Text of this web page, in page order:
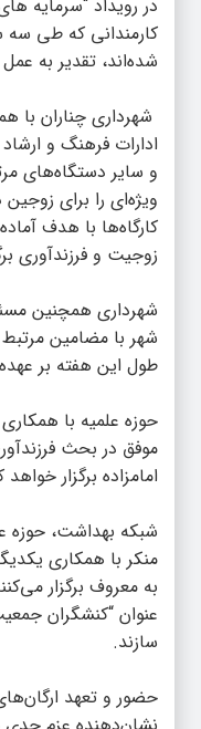
در رویداد “سرمایه
کارمندانی که طی
شده‌اند، تقدیر به
شهرداری چناران با
ادارات فرهنگ و
و سایر دستگاه‌های
ویژه‌ای را برای
کارگاه‌ها با هدف
زوجیت و فرزندآوری
شهرداری همچنین
شهر با مضامین
طول این هفته بر
حوزه علمیه با همکاری
موفق در بحث
امامزاده برگزار خواهد
شبکه بهداشت، حوزه
منکر با همکاری
به معروف برگزار
عنوان “کنشگران
سازند.
حضور و تعهد